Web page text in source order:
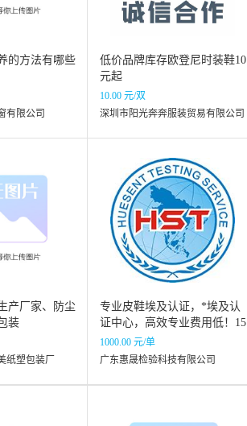
的方法有哪些
有限公司
低价品牌库存欧登尼时装鞋10
元起
10.00 元/双
深圳市阳光奔奔服装贸易有限公司
产厂家、防尘
装
纸塑包装厂
专业皮鞋埃及认证，*埃及认
证中心，高效专业费用低！15
天内完成检测认证！
1000.00 元/单
广东惠晟检验科技有限公司